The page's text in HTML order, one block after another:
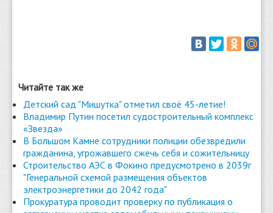
Читайте так же
Детский сад "Мишутка" отметил своё 45-летие!
Владимир Путин посетил судостроительный комплекс
«Звезда»
В Большом Камне сотрудники полиции обезвредили
гражданина, угрожавшего сжечь себя и сожительницу
Строительство АЭС в Фокино предусмотрено в 2039г
"Генеральной схемой размещения объектов
электроэнергетики до 2042 года"
Прокуратура проводит проверку по публикация о